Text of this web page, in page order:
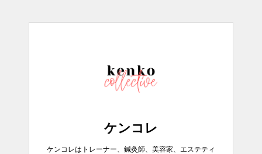
ケンコレ
ケンコレはトレーナー、鍼灸師、美容家、エステティ